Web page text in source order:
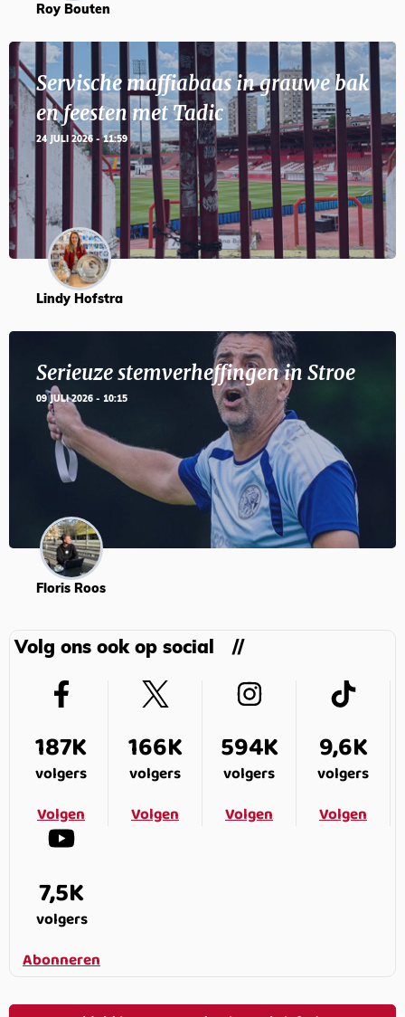
Roy Bouten
Servische maffiabaas in grauwe bak
en feesten met Tadic
24 JULI 2026 - 11:59
Lindy Hofstra
Serieuze stemverheffingen in Stroe
09 JULI 2026 - 10:15
Floris Roos
Volg ons ook op social
187K
volgers
Volgen
166K
volgers
Volgen
594K
volgers
Volgen
9,6K
volgers
Volgen
7,5K
volgers
Abonneren